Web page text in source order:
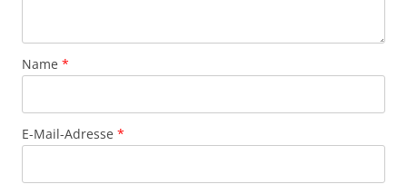
Name *
E-Mail-Adresse *